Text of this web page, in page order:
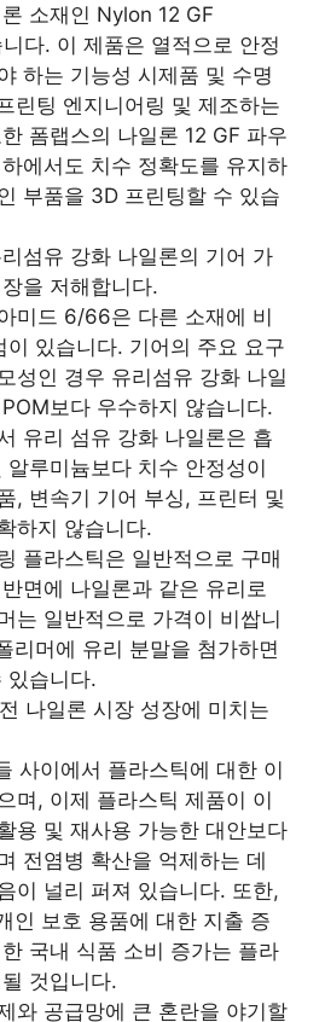
소재인 Nylon 12 GF
다. 이 제품은 열적으로 안정
하는 기능성 시제품 및 수명
린팅 엔지니어링 및 제조하는
폼랩스의 나일론 12 GF 파우
에서도 치수 정확도를 유지하
부품을 3D 프린팅할 수 있습
섬유 강화 나일론의 기어 가
을 저해합니다.
미드 6/66은 다른 소재에 비
있습니다. 기어의 주요 요구
성인 경우 유리섬유 강화 나일
보다 우수하지 않습니다.
유리 섬유 강화 나일론은 흡
루미늄보다 치수 안정성이
, 변속기 기어 부싱, 프린터 및
하지 않습니다.
플라스틱은 일반적으로 구매
면에 나일론과 같은 유리로
는 일반적으로 가격이 비쌉니
리머에 유리 분말을 첨가하면
있습니다.
나일론 시장 성장에 미치는
사이에서 플라스틱에 대한 이
며, 이제 플라스틱 제품이 이
용 및 재사용 가능한 대안보다
전염병 확산을 억제하는 데
이 널리 퍼져 있습니다. 또한,
인 보호 용품에 대한 지출 증
국내 식품 소비 증가는 플라
것입니다.
와 공급망에 큰 혼란을 야기할